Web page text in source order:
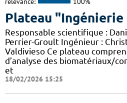
Plateau
Responsable scientifique :
Perrier-Groult Ingénieur :
Valdivieso Ce plateau
d’analyse des biomatériaux/
et
18/02/2026 15:25